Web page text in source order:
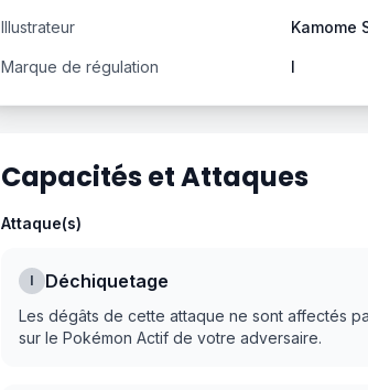
Illustrateur Kamome
Marque de régulation I
Capacités et Attaques
Attaque(s)
I Déchiquetage
Les dégâts de cette attaque ne sont affectés
sur le Pokémon Actif de votre adversaire.